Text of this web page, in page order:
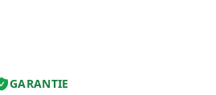
GARANTIE